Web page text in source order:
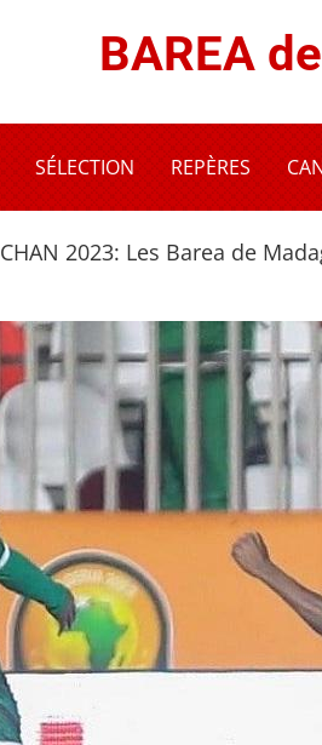
BAREA
SÉLECTION REPÈRES
CHAN 2023: Les Barea de